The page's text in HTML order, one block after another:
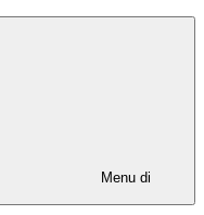
Menu di